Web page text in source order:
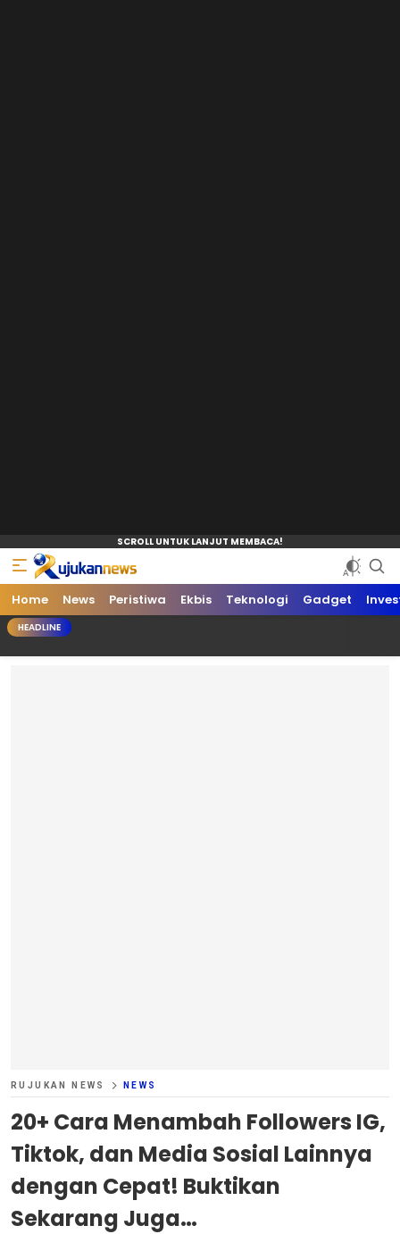
Home News Peristiwa Ekbis Teknologi Gadget
HEADLINE
RUJUKAN NEWS NEWS
20+ Cara Menambah Followers IG,
Tiktok, dan Media Sosial Lainnya
dengan Cepat! Buktikan
Sekarang Juga…